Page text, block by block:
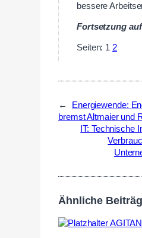
bessere
Fortsetzung
Seiten: 1 2
←
Energiewende:
bremst Altmaier und
IT: Technische
Ähnliche